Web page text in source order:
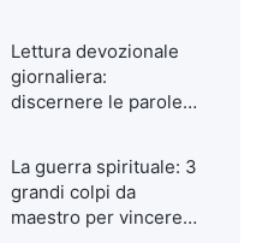
Lettura devozionale
giornaliera:
discernere le parole
La guerra spirituale: 3
grandi colpi da
maestro per vincere